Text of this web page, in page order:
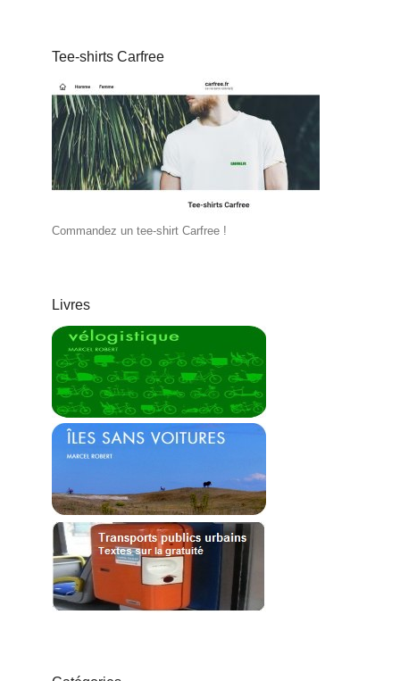
Tee-shirts Carfree
Commandez un tee-shirt Carfree !
Livres